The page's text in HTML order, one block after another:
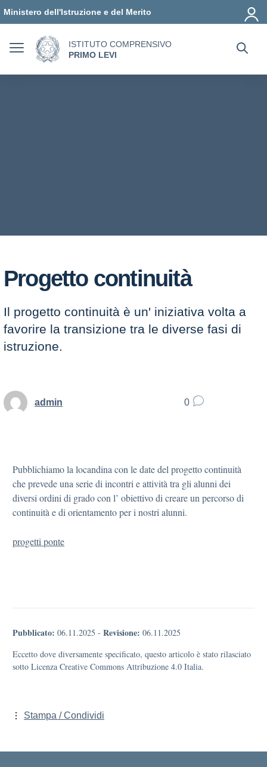
Ministero dell'Istruzione e del Merito
ISTITUTO COMPRENSIVO
PRIMO LEVI
Progetto continuità
Il progetto continuità è un' iniziativa volta a
favorire la transizione tra le diverse fasi di
istruzione.
admin 0
Pubblichiamo la locandina con le date del progetto continuità
che prevede una serie di incontri e attività tra gli alunni dei
diversi ordini di grado con l’ obiettivo di creare un percorso di
continuità e di orientamento per i nostri alunni.
progetti ponte
Pubblicato: 06.11.2025 - Revisione: 06.11.2025
Eccetto dove diversamente specificato, questo articolo è stato rilasciato
sotto Licenza Creative Commons Attribuzione 4.0 Italia.
Stampa / Condividi